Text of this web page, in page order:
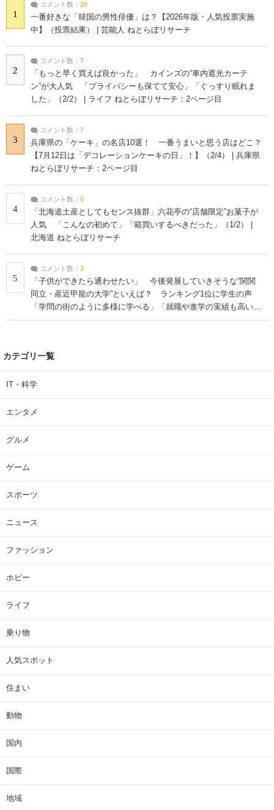
1
コメント数： 20
一番好きな「韓国の男性俳優」は？【2026年版・人気投票実施
中】（投票結果） | 芸能人 ねとらぼリサーチ
2
コメント数： 7
「もっと早く買えば良かった」 カインズの“車内遮光カーテ
ン”が大人気 「プライバシーも保てて安心」「ぐっすり眠れま
した」（2/2） | ライフ ねとらぼリサーチ：2ページ目
3
コメント数： 7
兵庫県の「ケーキ」の名店10選！ 一番うまいと思う店はどこ？
【7月12日は「デコレーションケーキの日」！】（2/4） | 兵庫県
ねとらぼリサーチ：2ページ目
4
コメント数： 5
「北海道土産としてもセンス抜群」六花亭の“店舗限定”お菓子が
人気 「こんなの初めて」「箱買いするべきだった」（1/2） |
北海道 ねとらぼリサーチ
5
コメント数： 3
「子供ができたら通わせたい」 今後発展していきそうな“関関
同立・産近甲龍の大学”といえば？ ランキング1位に学生の声
「学問の街のように多様に学べる」「就職や進学の実績も高い」
| 大学 ねとらぼリサーチ
カテゴリ一覧
IT・科学
エンタメ
グルメ
ゲーム
スポーツ
ニュース
ファッション
ホビー
ライフ
乗り物
人気スポット
住まい
動物
国内
国際
地域